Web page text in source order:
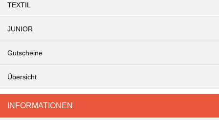
TEXTIL
JUNIOR
Gutscheine
Übersicht
INFORMATIONEN